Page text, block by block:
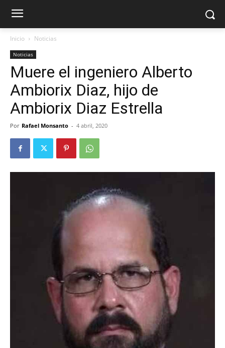
Inicio Noticias
Noticias
Muere el ingeniero Alberto
Ambiorix Diaz, hijo de
Ambiorix Diaz Estrella
Por Rafael Monsanto - 4 abril, 2020